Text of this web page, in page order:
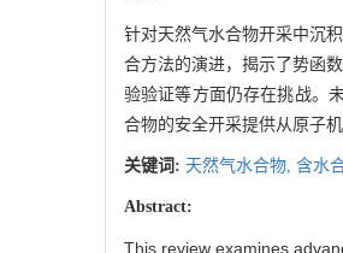
针对天然气水合物开采中沉
合方法的演进，揭示了势函
验验证等方面仍存在挑战。
合物的安全开采提供从原子
关键词: 天然气水合物, 含水
Abstract:
This review examines